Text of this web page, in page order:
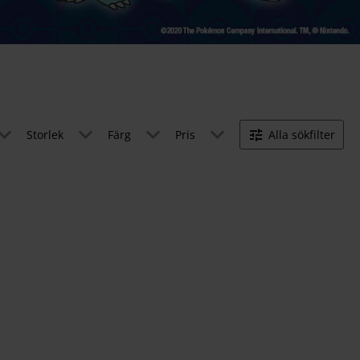
Storlek Färg Pris Alla sökfilter